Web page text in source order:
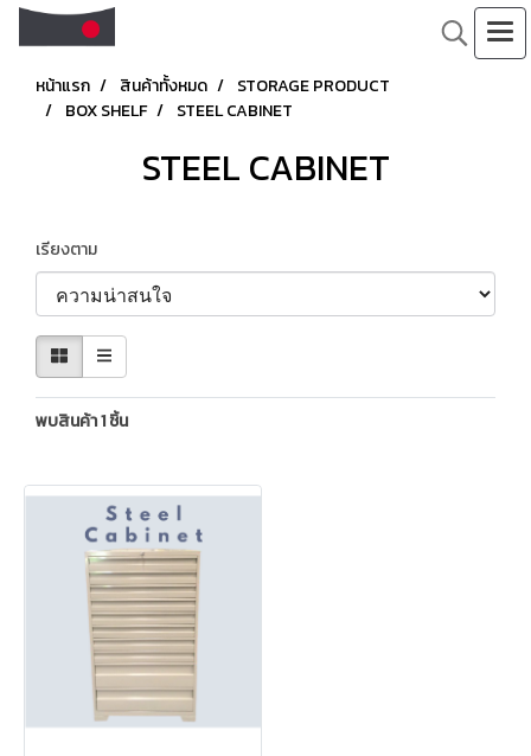
หน้าแรก สินค้าทั้งหมด
STORAGE PRODUCT
BOX SHELF
STEEL CABINET
STEEL CABINET
เรียงตาม
พบสินค้า 1 ชิ้น